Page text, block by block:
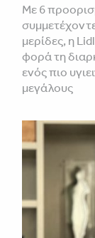
Με 6
μερίδες, η
φορά τη
ενός πιο
μεγάλους